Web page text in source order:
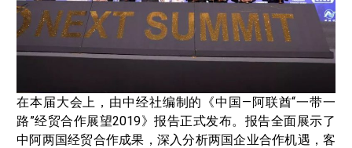
在本届大会上，由中经社编制的《中国—阿联酋“一带一
路”经贸合作展望2019》报告正式发布。报告全面展示了
中阿两国经贸合作成果，深入分析两国企业合作机遇，客